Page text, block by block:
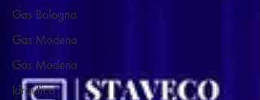
Gas Bologna
Gas Modena
Gas Modena
Idraulico